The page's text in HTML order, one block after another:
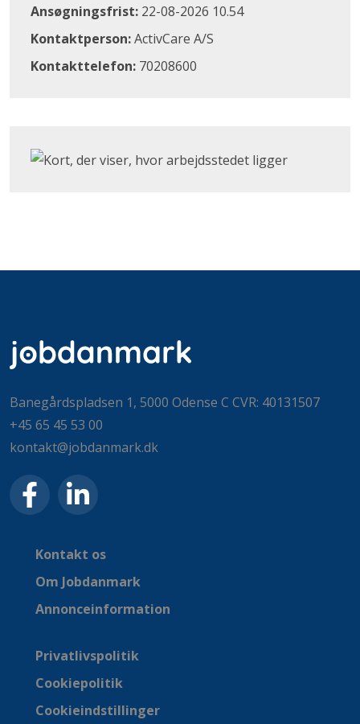
Ansøgningsfrist: 22-08-2026 10.54
Kontaktperson:ActivCare A/S
Kontakttelefon: 70208600
Klik for at åbne Google Maps og se, hvor
Banegårdspladsen 1, 5000 Odense C CVR: 40131507
+45 65 45 53 00
kontakt@jobdanmark.dk
Kontakt os
Om Jobdanmark
Annonceinformation
Privatlivspolitik
Cookiepolitik
Cookieindstillinger